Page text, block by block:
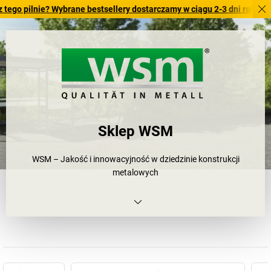
Wybrane bestsellery dostarczamy w ciągu 2-3 dni roboczych.
Sklep WSM
WSM – Jakość i innowacyjność w dziedzinie konstrukcji
metalowych
Od 1958 r. WSM jest synonimem doświadczenia w dziedzinie
konstrukcji metalowych. Nasza oferta obejmuje mobilne systemy